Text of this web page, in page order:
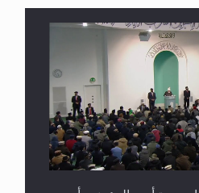
ومهيمنٌ عليها.. ليس